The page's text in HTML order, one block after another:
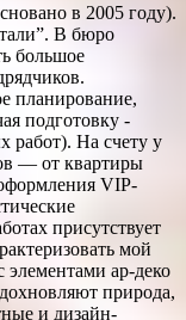
в 2005 году).
В бюро
большое
планирование,
подготовку
работ). На счету у
— от квартиры
VIP-
присутствует
мой
элементами ар-деко
природа,
и дизайн-